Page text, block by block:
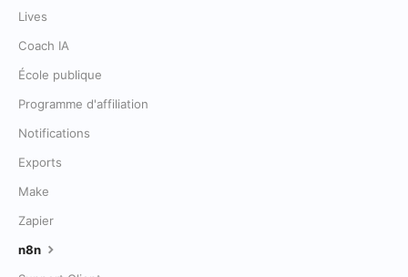
Lives
Coach IA
École publique
Programme d'affiliation
Notifications
Exports
Make
Zapier
n8n